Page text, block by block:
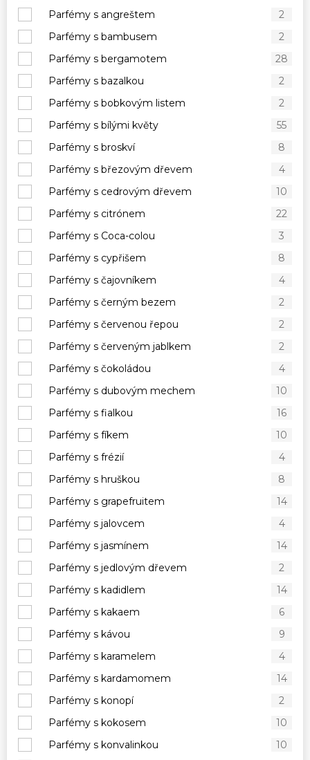
Parfémy s angreštem
2
Parfémy s bambusem
2
Parfémy s bergamotem
28
Parfémy s bazalkou
2
Parfémy s bobkovým listem
2
Parfémy s bílými květy
55
Parfémy s broskví
8
Parfémy s březovým dřevem
4
Parfémy s cedrovým dřevem
10
Parfémy s citrónem
22
Parfémy s Coca-colou
3
Parfémy s cypřišem
8
Parfémy s čajovníkem
4
Parfémy s černým bezem
2
Parfémy s červenou řepou
2
Parfémy s červeným jablkem
2
Parfémy s čokoládou
4
Parfémy s dubovým mechem
10
Parfémy s fialkou
16
Parfémy s fíkem
10
Parfémy s frézií
4
Parfémy s hruškou
8
Parfémy s grapefruitem
14
Parfémy s jalovcem
4
Parfémy s jasmínem
14
Parfémy s jedlovým dřevem
2
Parfémy s kadidlem
14
Parfémy s kakaem
6
Parfémy s kávou
9
Parfémy s karamelem
4
Parfémy s kardamomem
14
Parfémy s konopí
2
Parfémy s kokosem
10
Parfémy s konvalinkou
10